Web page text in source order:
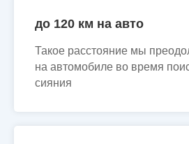
до 120 км на авто
Такое расстояние мы
на автомобиле во время
сияния